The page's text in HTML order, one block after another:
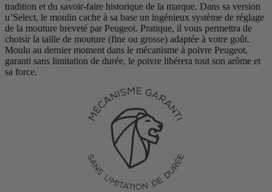
tradition et du savoir-faire historique de la marque. Dans sa version
u’Select, le moulin cache à sa base un ingénieux système de réglage
de la mouture breveté par Peugeot. Pratique, il vous permettra de
choisir la taille de mouture (fine ou grosse) adaptée à votre goût.
Moulu au dernier moment dans le mécanisme à poivre Peugeot,
garanti sans limitation de durée, le poivre libérera tout son arôme et
sa force.